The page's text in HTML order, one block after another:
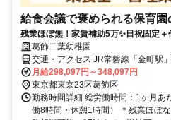
給食会議で褒められる保育園
残業ほぼ無！家賃補助5万✨日祝固定
葛飾二葉幼稚園
交通・アクセス JR常磐線「金町駅
月給298,097円～348,097円
東京都東京23区葛飾区
勤務時間詳細 総労働時間：1ヶ月
働8時間・休憩1時間） ＊残業ほぼ